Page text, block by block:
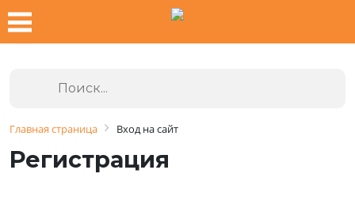
Главная страница Вход на сайт
Регистрация